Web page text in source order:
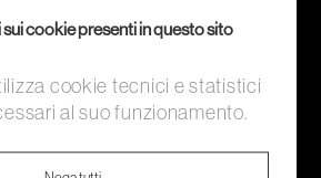
cookie presenti in questo sito
cookie tecnici e statistici
al suo funzionamento.